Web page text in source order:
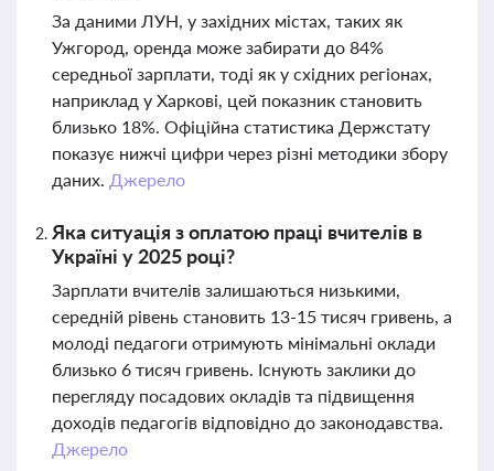
За даними ЛУН, у західних містах, таких як
Ужгород, оренда може забирати до 84%
середньої зарплати, тоді як у східних регіонах,
наприклад у Харкові, цей показник становить
близько 18%. Офіційна статистика Держстату
показує нижчі цифри через різні методики збору
даних. Джерело
Яка ситуація з оплатою праці вчителів в
Україні у 2025 році?
Зарплати вчителів залишаються низькими,
середній рівень становить 13-15 тисяч гривень, а
молоді педагоги отримують мінімальні оклади
близько 6 тисяч гривень. Існують заклики до
перегляду посадових окладів та підвищення
доходів педагогів відповідно до законодавства.
Джерело